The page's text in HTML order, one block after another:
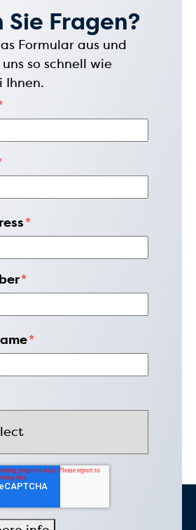
Sie Fragen?
Formular aus und
so schnell wie
Ihnen.
*
*
*